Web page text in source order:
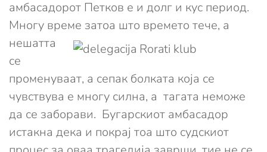
амбасадорот Петков е и долг и кус период.
Многу време затоа што времето тече, а
нешатта
се
променуваат, а сепак болката која се
чувствува е многу силна, а тагата неможе
да се заборави. Бугарскиот амбасадор
истакна дека и покрај тоа што судскиот